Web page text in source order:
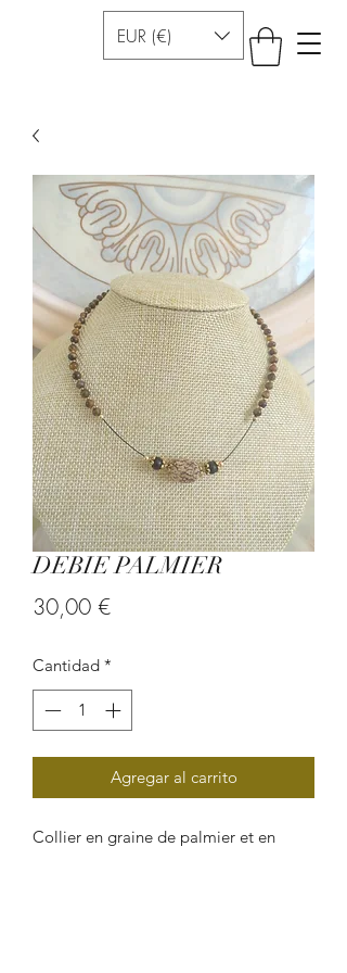
EUR (€)
DEBIE PALMIER
30,00 €Precio
Cantidad *
Agregar al carrito
Collier en graine de palmier et en